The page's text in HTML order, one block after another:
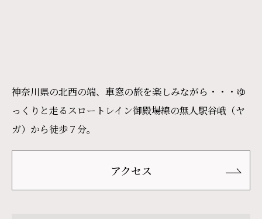
神奈川県の北西の端、車窓の旅を楽しみながら・・・ゆ
っくりと走るスロートレイン御殿場線の無人駅谷峨（ヤ
ガ）から徒歩７分。
アクセス